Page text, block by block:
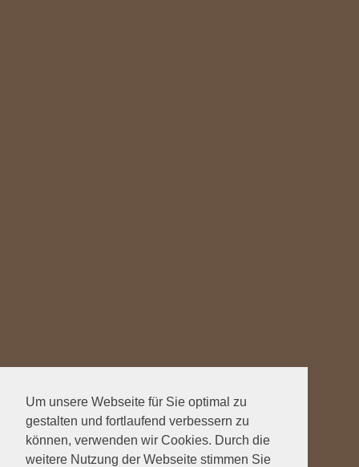
Um unsere Webseite für Sie optimal zu
gestalten und fortlaufend verbessern zu
können, verwenden wir Cookies. Durch die
weitere Nutzung der Webseite stimmen Sie